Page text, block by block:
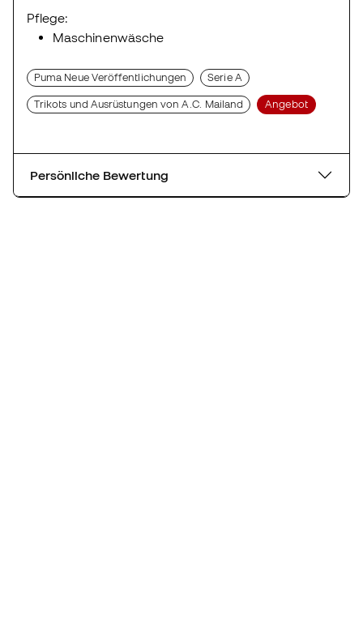
Pflege:
Maschinenwäsche
Puma Neue Veröffentlichungen Serie A
Trikots und Ausrüstungen von A.C. Mailand Angebot
Persönliche Bewertung